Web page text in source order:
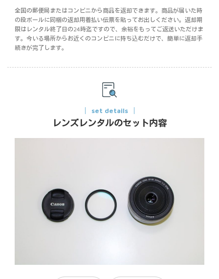
全国の郵便局またはコンビニから商品を返却できます。商品が届いた時
の段ボールに同梱の返却用着払い伝票を貼ってお出しください。返却期
限はレンタル終了日の24時迄ですので、余裕をもってご返送いただけま
す。今いる場所からお近くのコンビニに持ち込むだけで、簡単に返却手
続きが完了します。
set details
レンズレンタルのセット内容